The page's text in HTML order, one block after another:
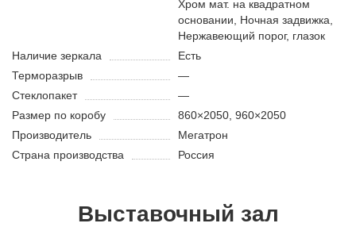
Хром мат. на квадратном
основании, Ночная задвижка,
Нержавеющий порог, глазок
Наличие зеркала
Есть
Терморазрыв
—
Стеклопакет
—
Размер по коробу
860×2050, 960×2050
Производитель
Мегатрон
Страна производства
Россия
Выставочный зал